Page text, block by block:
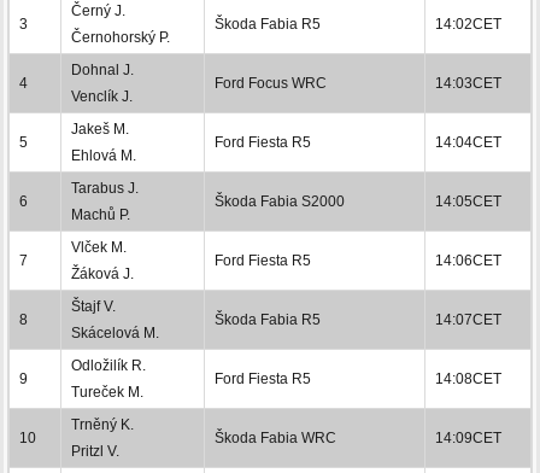
3
Černý J.
Černohorský P.
Škoda Fabia R5 14:02CET
4
Dohnal J.
Venclík J.
Ford Focus WRC 14:03CET
5
Jakeš M.
Ehlová M.
Ford Fiesta R5 14:04CET
6
Tarabus J.
Machů P.
Škoda Fabia S2000 14:05CET
7
Vlček M.
Žáková J.
Ford Fiesta R5 14:06CET
8
Štajf V.
Skácelová M.
Škoda Fabia R5 14:07CET
9
Odložilík R.
Tureček M.
Ford Fiesta R5 14:08CET
10
Trněný K.
Pritzl V.
Škoda Fabia WRC 14:09CET